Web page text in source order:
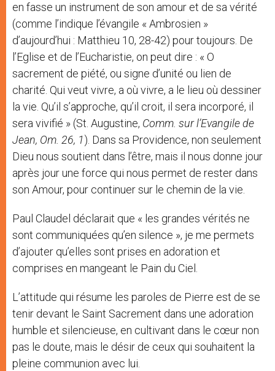
en fasse un instrument de son amour et de sa vérité
(comme l’indique l’évangile « Ambrosien »
d’aujourd’hui : Matthieu 10, 28-42) pour toujours. De
l’Eglise et de l’Eucharistie, on peut dire : « O
sacrement de piété, ou signe d’unité ou lien de
charité. Qui veut vivre, a où vivre, a le lieu où dessiner
la vie. Qu’il s’approche, qu’il croit, il sera incorporé, il
sera vivifié » (St. Augustine, Comm. sur l’Evangile de
Jean, Om. 26, 1). Dans sa Providence, non seulement
Dieu nous soutient dans l’être, mais il nous donne jour
après jour une force qui nous permet de rester dans
son Amour, pour continuer sur le chemin de la vie.
Paul Claudel déclarait que « les grandes vérités ne
sont communiquées qu’en silence », je me permets
d’ajouter qu’elles sont prises en adoration et
comprises en mangeant le Pain du Ciel.
L’attitude qui résume les paroles de Pierre est de se
tenir devant le Saint Sacrement dans une adoration
humble et silencieuse, en cultivant dans le cœur non
pas le doute, mais le désir de ceux qui souhaitent la
pleine communion avec lui.